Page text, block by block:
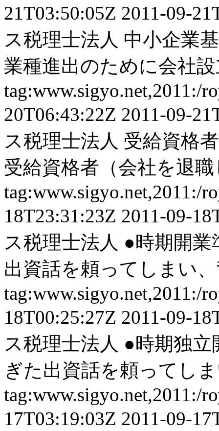
21T03:50:05Z 2011-09-
ス税理士法人 中小企業
業種進出のために会社
tag:www.sigyo.net,2011:/
20T06:43:22Z 2011-09-
ス税理士法人 受給資格
受給資格者（会社を退
tag:www.sigyo.net,2011:/
18T23:31:23Z 2011-09-
ス税理士法人 ●時期開業
出資話を頼ってしまい
tag:www.sigyo.net,2011:/
18T00:25:27Z 2011-09-
ス税理士法人 ●時期独立
ぎた出資話を頼ってし
tag:www.sigyo.net,2011:/
17T03:19:03Z 2011-09-